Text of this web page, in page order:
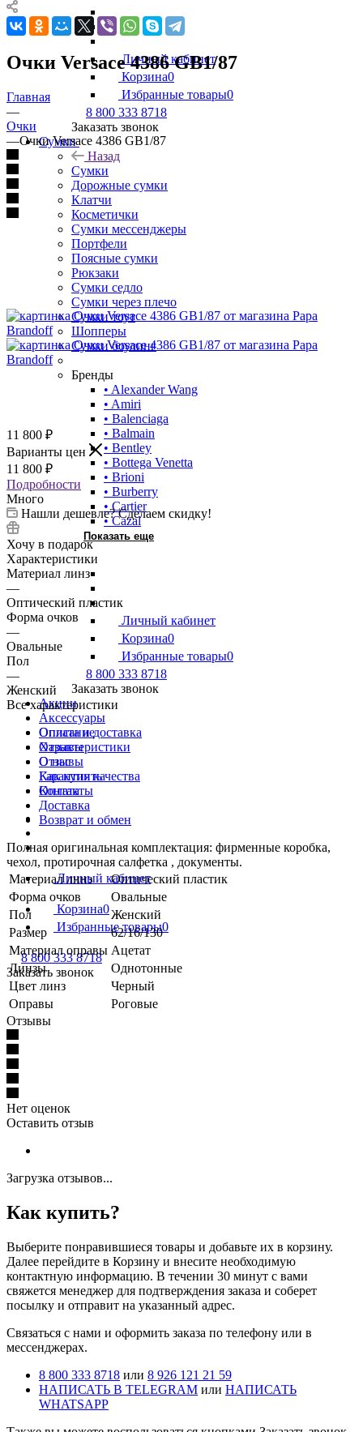
Личный кабинет
Корзина0
Избранные товары0
8 800 333 8718
Заказать звонок
Сумки
Назад
Сумки
Дорожные сумки
Клатчи
Косметички
Сумки мессенджеры
Портфели
Поясные сумки
Рюкзаки
Сумки седло
Сумки через плечо
Сумки тоут
Шопперы
Сумки боулинг
Бренды
• Alexander Wang
• Amiri
• Balenciaga
• Balmain
• Bentley
• Bottega Venetta
• Brioni
• Burberry
• Cartier
• Cazal
Показать еще
Личный кабинет
Корзина0
Избранные товары0
8 800 333 8718
Заказать звонок
Акции
Аксессуары
Оплата и доставка
Отзывы
О нас
Гарантия качества
Контакты
Личный кабинет
Корзина0
Избранные товары0
8 800 333 8718
Заказать звонок
Очки Versace 4386 GB1/87
Главная
—
Очки
—Очки Versace 4386 GB1/87
11 800 ₽
Варианты цен
11 800 ₽
Подробности
Много
Нашли дешевле? Сделаем скидку!
Хочу в подарок
Характеристики
Материал линз
—
Оптический пластик
Форма очков
—
Овальные
Пол
—
Женский
Все характеристики
Описание
Характеристики
Отзывы
Как купить
Оплата
Доставка
Возврат и обмен
Полная оригинальная комплектация: фирменные коробка,
чехол, протирочная салфетка , документы.
Материал линз
Оптический пластик
Форма очков
Овальные
Пол
Женский
Размер
62/16/130
Материал оправы Ацетат
Линзы
Однотонные
Цвет линз
Черный
Оправы
Роговые
Отзывы
Нет оценок
Оставить отзыв
Загрузка отзывов...
Как купить?
Выберите понравившиеся товары и добавьте их в корзину.
Далее перейдите в Корзину и внесите необходимую
контактную информацию. В течении 30 минут с вами
свяжется менеджер для подтверждения заказа и соберет
посылку и отправит на указанный адрес.
Cвязаться с нами и оформить заказа по телефону или в
мессенджерах.
8 800 333 8718 или 8 926 121 21 59
НАПИСАТЬ В TELEGRAM или НАПИСАТЬ
WHATSAPP